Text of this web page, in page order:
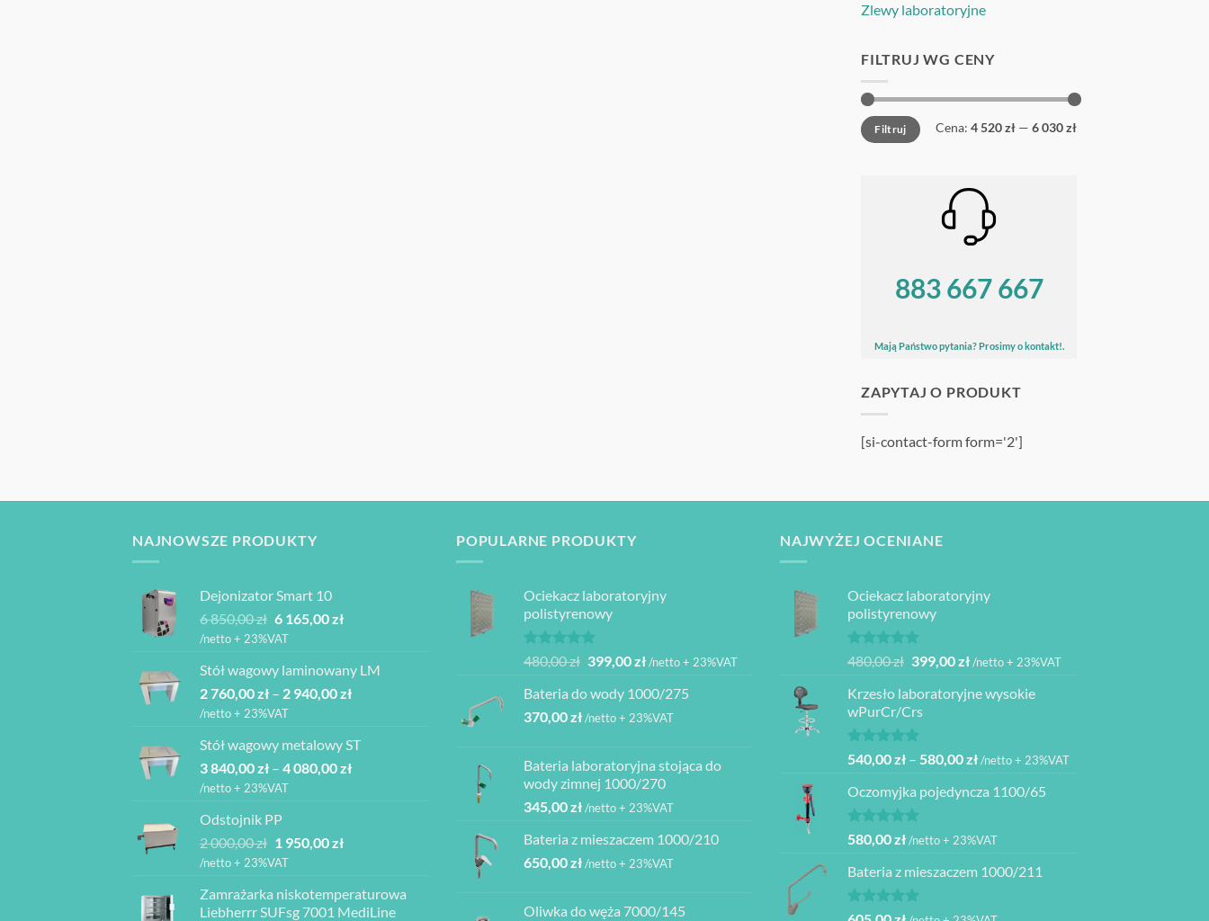
Zlewy laboratoryjne
FILTRUJ WG CENY
Cena
min
Cena
maxFiltruj Cena: 4 520 zł — 6 030 zł
883 667 667
Mają Państwo pytania? Prosimy o kontakt!.
ZAPYTAJ O PRODUKT
[si-contact-form form='2']
NAJNOWSZE PRODUKTY
Dejonizator Smart 10
6 850,00zł Pierwotna
cena
6
850,00 zł.
6 165,00złAktualna
6
165,00 zł.
/netto + 23%VAT
Stół wagowy laminowany LM
2 760,00zł – 2 940,00złZakres
2
760,00 zł
/netto + 23%VAT
Stół wagowy metalowy ST
3 840,00zł – 4 080,00złZakres
080,00 zł
/netto + 23%VAT
Odstojnik PP
2 000,00zł Pierwotna
cena
2
000,00 zł.
1 950,00złAktualna
1
950,00 zł.
/netto + 23%VAT
Zamrażarka niskotemperaturowa
Liebherrr SUFsg 7001 MediLine
POPULARNE PRODUKTY
Ociekacz laboratoryjny
polistyrenowy
Oceniono
na 5
480,00zł Pierwotna
wynosiła:
480,00 zł.
399,00złAktualna
wynosi:
399,00 zł.
/netto + 23%VAT
Bateria do wody 1000/275
370,00zł/netto + 23%VAT
Bateria laboratoryjna stojąca do
wody zimnej 1000/270
345,00zł/netto + 23%VAT
Bateria z mieszaczem 1000/210
650,00zł/netto + 23%VAT
Oliwka do węża 7000/145
NAJWYŻEJ OCENIANE
Ociekacz laboratoryjny
polistyrenowy
Oceniono
na 5
480,00zł Pierwotna
wynosiła:
480,00 zł.
399,00złAktualna
wynosi:
/netto + 23%VAT
Krzesło laboratoryjne wysokie
wPurCr/Crs
Oceniono
na 5
540,00zł – 580,00złZakres
od
do
/netto + 23%VAT
Oczomyjka pojedyncza 1100/65
Oceniono
na 5
580,00zł/netto + 23%VAT
Bateria z mieszaczem 1000/211
Oceniono